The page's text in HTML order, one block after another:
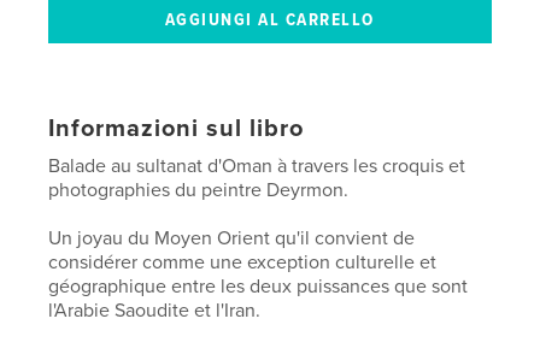
Informazioni sul libro
Balade au sultanat d'Oman à travers les croquis et
photographies du peintre Deyrmon.
Un joyau du Moyen Orient qu'il convient de
considérer comme une exception culturelle et
géographique entre les deux puissances que sont
l'Arabie Saoudite et l'Iran.